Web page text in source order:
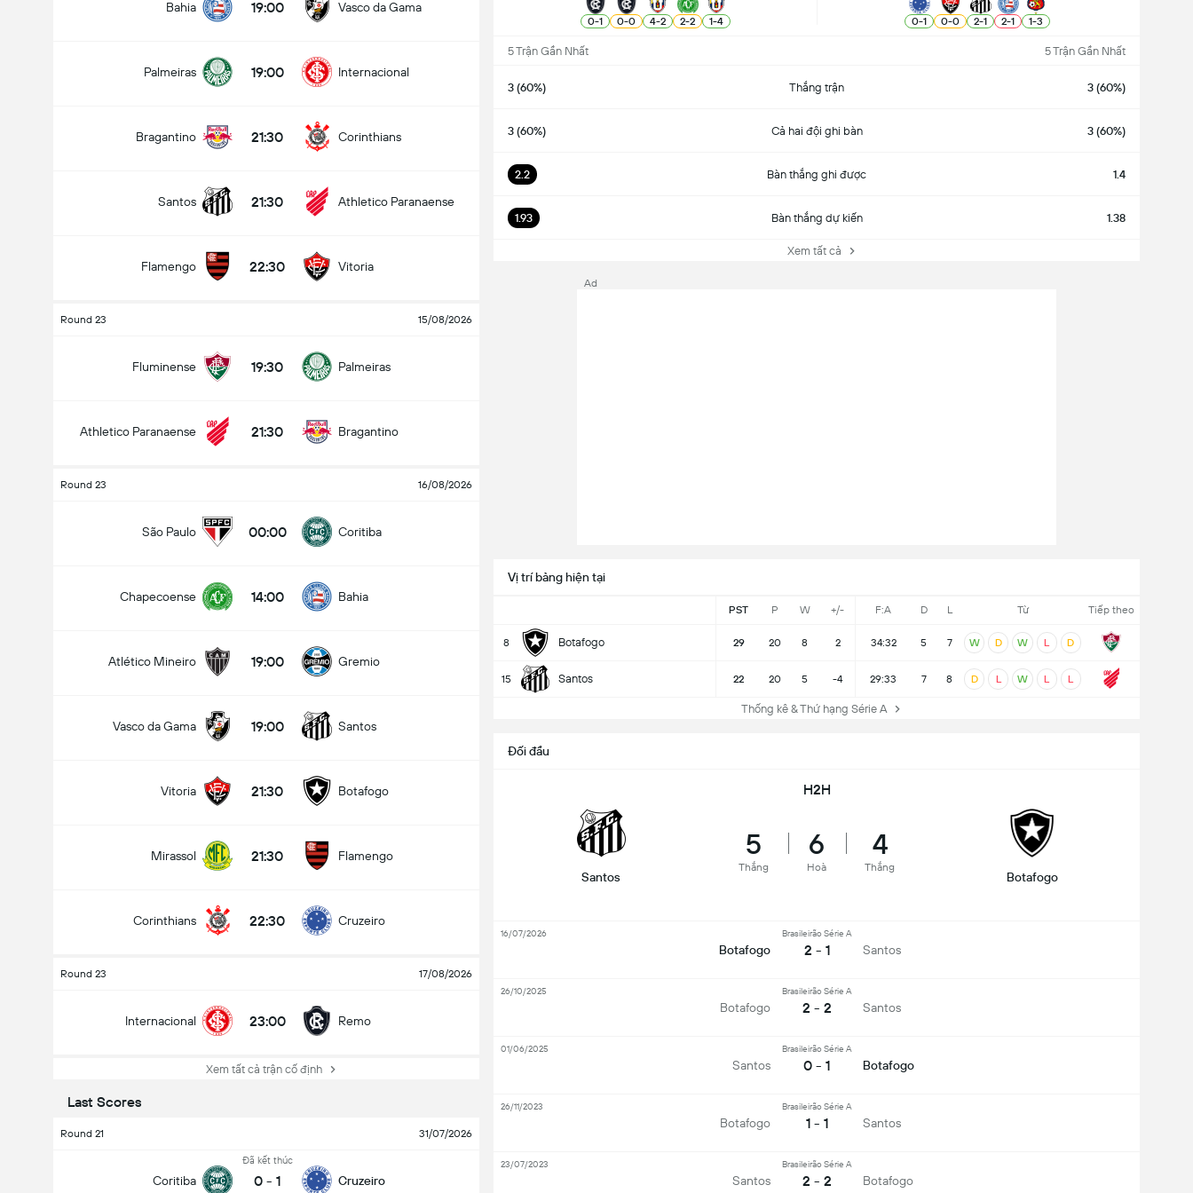
Bahia 19:00 Vasco da Gama
Palmeiras 19:00 Internacional
Bragantino 21:30 Corinthians
Santos 21:30 Athletico Paranaense
Flamengo 22:30 Vitoria
Round 23 15/08/2026
Fluminense 19:30 Palmeiras
Athletico Paranaense 21:30 Bragantino
Round 23 16/08/2026
São Paulo 00:00 Coritiba
Chapecoense 14:00 Bahia
Atlético Mineiro 19:00 Gremio
Vasco da Gama 19:00 Santos
Vitoria 21:30 Botafogo
Mirassol 21:30 Flamengo
Corinthians 22:30 Cruzeiro
Round 23 17/08/2026
Internacional 23:00 Remo
Xem tất cả trận cố định
Last Scores
Round 21 31/07/2026
Coritiba
Đã kết thúc
0 - 1 Cruzeiro
0-1 0-0 4-2 2-2 1-4 0-1 0-0 2-1 2-1 1-3
5 Trận Gần Nhất 5 Trận Gần Nhất
3 (60%) Thắng trận 3 (60%)
3 (60%) Cả hai đội ghi bàn 3 (60%)
2.2 Bàn thắng ghi được 1.4
1.93 Bàn thắng dự kiến 1.38
Xem tất cả
Vị trí bảng hiện tại
PST P W +/- F:A D L Từ Tiếp theo
8 Botafogo 29 20 8 2 34:32 5 7 W D W L D
15 Santos 22 20 5 -4 29:33 7 8 D L W L L
Thống kê & Thứ hạng Série A
Đối đầu
H2H
Santos
5
Thắng
6
Hoà
4
Thắng
Botafogo
Botafogo
Brasileirão Série A
2 - 1 Santos
16/07/2026
Botafogo
Brasileirão Série A
2 - 2 Santos
26/10/2025
Santos
Brasileirão Série A
0 - 1 Botafogo
01/06/2025
Botafogo
Brasileirão Série A
1 - 1 Santos
26/11/2023
Santos
Brasileirão Série A
2 - 2 Botafogo
23/07/2023
Ad